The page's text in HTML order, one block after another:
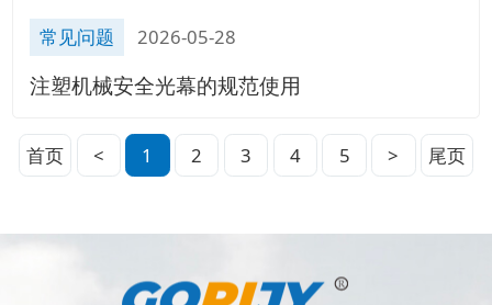
常见问题 2026-05-28
注塑机械安全光幕的规范使用
首页 < 1 2 3 4 5 > 尾页